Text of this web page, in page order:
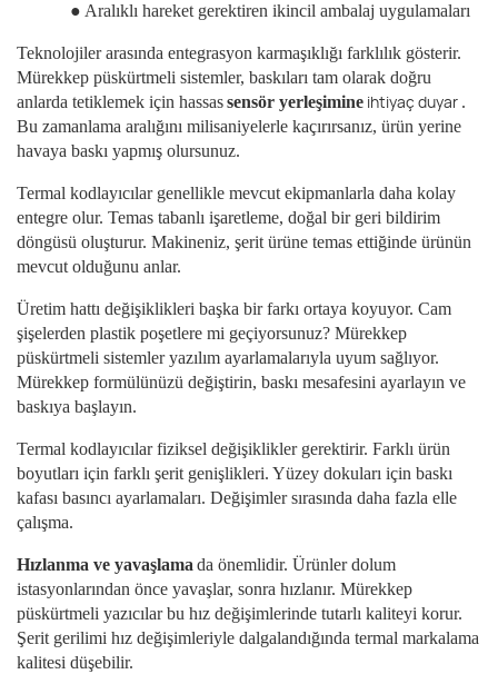
● Aralıklı hareket gerektiren ikincil ambalaj uygulamaları
Teknolojiler arasında entegrasyon karmaşıklığı farklılık gösterir.
Mürekkep püskürtmeli sistemler, baskıları tam olarak doğru
anlarda tetiklemek için hassassensör yerleşimine ihtiyaç duyar .
Bu zamanlama aralığını milisaniyelerle kaçırırsanız, ürün yerine
havaya baskı yapmış olursunuz.
Termal kodlayıcılar genellikle mevcut ekipmanlarla daha kolay
entegre olur. Temas tabanlı işaretleme, doğal bir geri bildirim
döngüsü oluşturur. Makineniz, şerit ürüne temas ettiğinde ürünün
mevcut olduğunu anlar.
Üretim hattı değişiklikleri başka bir farkı ortaya koyuyor. Cam
şişelerden plastik poşetlere mi geçiyorsunuz? Mürekkep
püskürtmeli sistemler yazılım ayarlamalarıyla uyum sağlıyor.
Mürekkep formülünüzü değiştirin, baskı mesafesini ayarlayın ve
baskıya başlayın.
Termal kodlayıcılar fiziksel değişiklikler gerektirir. Farklı ürün
boyutları için farklı şerit genişlikleri. Yüzey dokuları için baskı
kafası basıncı ayarlamaları. Değişimler sırasında daha fazla elle
çalışma.
Hızlanma ve yavaşlama da önemlidir. Ürünler dolum
istasyonlarından önce yavaşlar, sonra hızlanır. Mürekkep
püskürtmeli yazıcılar bu hız değişimlerinde tutarlı kaliteyi korur.
Şerit gerilimi hız değişimleriyle dalgalandığında termal markalama
kalitesi düşebilir.